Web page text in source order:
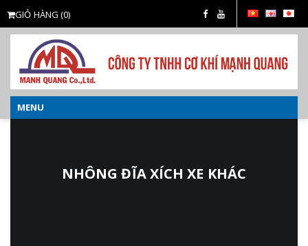
GIỎ HÀNG (0)
MENU
NHÔNG ĐĨA XÍCH XE KHÁC